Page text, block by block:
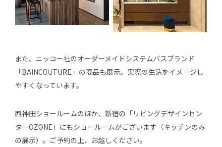
また、ニッコー社のオーダーメイドシステムバスブランド
「BAINCOUTURE」の商品も展示。実際の生活をイメージし
やすくなっています。
西神田ショールームのほか、新宿の「リビングデザインセン
ターOZONE」にもショールームがございます（キッチンのみ
の展示）。ご予約の上、お越しください。